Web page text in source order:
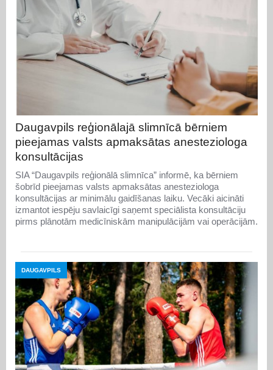
Daugavpils reģionālajā slimnīcā bērniem
pieejamas valsts apmaksātas anesteziologa
konsultācijas
SIA “Daugavpils reģionālā slimnīca” informē, ka bērniem
šobrīd pieejamas valsts apmaksātas anesteziologa
konsultācijas ar minimālu gaidīšanas laiku. Vecāki aicināti
izmantot iespēju savlaicīgi saņemt speciālista konsultāciju
pirms plānotām medicīniskām manipulācijām vai operācijām.
DAUGAVPILS